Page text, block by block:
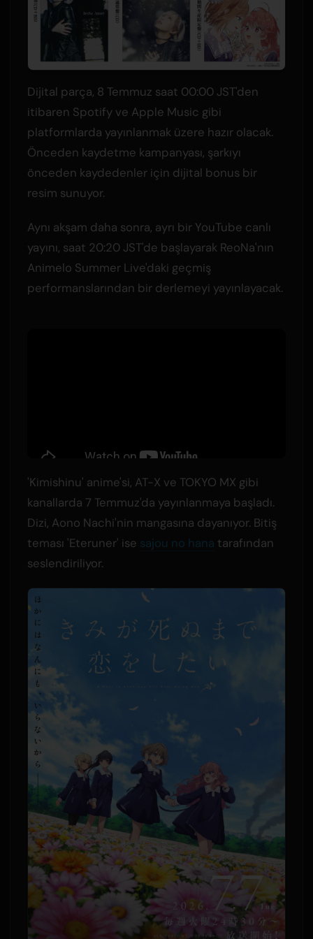
Dijital parça, 8 Temmuz saat 00:00 JST'den
itibaren Spotify ve Apple Music gibi
platformlarda yayınlanmak üzere hazır olacak.
Önceden kaydetme kampanyası, şarkıyı
önceden kaydedenler için dijital bonus bir
resim sunuyor.
Aynı akşam daha sonra, ayrı bir YouTube canlı
yayını, saat 20:20 JST'de başlayarak ReoNa'nın
Animelo Summer Live'daki geçmiş
performanslarından bir derlemeyi yayınlayacak.
'Kimishinu' anime'si, AT-X ve TOKYO MX gibi
kanallarda 7 Temmuz'da yayınlanmaya başladı.
Dizi, Aono Nachi'nin mangasına dayanıyor. Bitiş
teması 'Eteruner' ise sajou no hana tarafından
seslendiriliyor.